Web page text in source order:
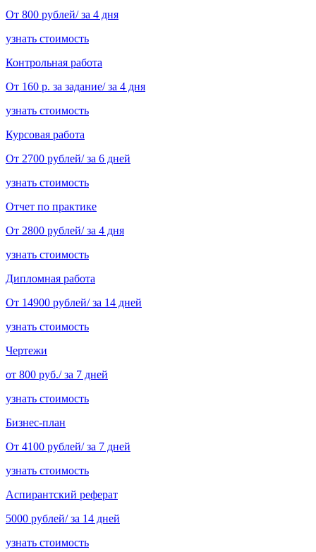
От 800 рублей/ за 4 дня
узнать стоимость
Контрольная работа
От 160 р. за задание/ за 4 дня
узнать стоимость
Курсовая работа
От 2700 рублей/ за 6 дней
узнать стоимость
Отчет по практике
От 2800 рублей/ за 4 дня
узнать стоимость
Дипломная работа
От 14900 рублей/ за 14 дней
узнать стоимость
Чертежи
от 800 руб./ за 7 дней
узнать стоимость
Бизнес-план
От 4100 рублей/ за 7 дней
узнать стоимость
Аспирантский реферат
5000 рублей/ за 14 дней
узнать стоимость